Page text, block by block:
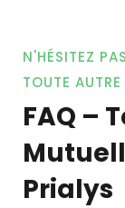
N'HÉSITEZ
TOUTE
FAQ –
Prialys